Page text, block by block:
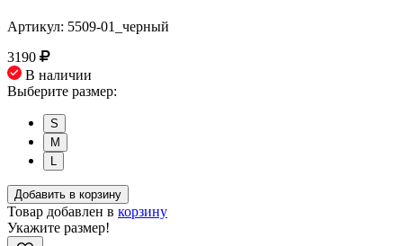
Артикул: 5509-01_черный
3190
В наличии
Выберите размер:
S
M
Добавить в корзину
Товар добавлен в корзину
Укажите размер!